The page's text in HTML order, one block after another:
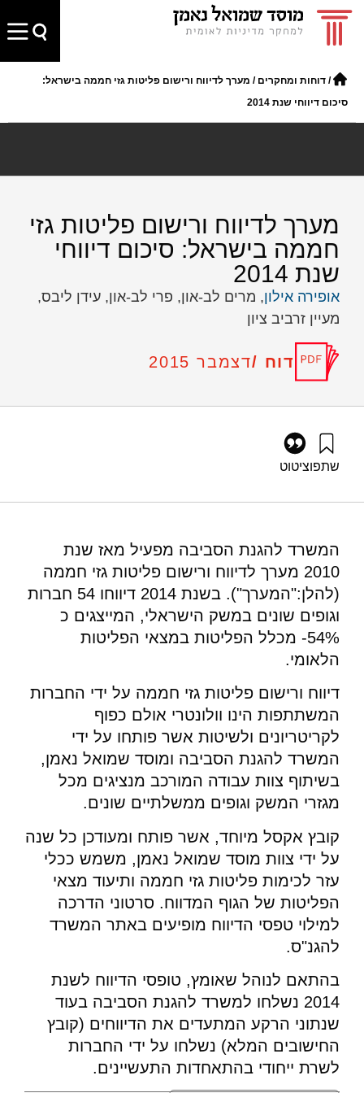
/ דוחות ומחקרים / מערך לדיווח ורישום פליטות גזי חממה בישראל:
סיכום דיווחי שנת 2014
מערך לדיווח ורישום פליטות גזי
חממה בישראל: סיכום דיווחי
שנת 2014
אופירה אילון, מרים לב-און, פרי לב-און, עידן ליבס,
מעיין זרביב ציון
דוח /דצמבר 2015
שתפוציטוט
reporting-registration-system-2014
המשרד להגנת הסביבה מפעיל מאז שנת
2010 מערך לדיווח ורישום פליטות גזי חממה
(להלן:"המערך"). בשנת 2014 דיווחו 54 חברות
וגופים שונים במשק הישראלי, המייצגים כ
54%- מכלל הפליטות במצאי הפליטות
הלאומי.
דיווח ורישום פליטות גזי חממה על ידי החברות
המשתתפות הינו וולונטרי אולם כפוף
לקריטריונים ולשיטות אשר פותחו על ידי
המשרד להגנת הסביבה ומוסד שמואל נאמן,
בשיתוף צוות עבודה המורכב מנציגים מכל
מגזרי המשק וגופים ממשלתיים שונים.
קובץ אקסל מיוחד, אשר פותח ומעודכן כל שנה
על ידי צוות מוסד שמואל נאמן, משמש ככלי
עזר לכימות פליטות גזי חממה ותיעוד מצאי
הפליטות של הגוף המדווח. סרטוני הדרכה
למילוי טפסי הדיווח מופיעים באתר המשרד
להגנ"ס.
בהתאם לנוהל שאומץ, טופסי הדיווח לשנת
2014 נשלחו למשרד להגנת הסביבה בעוד
שנתוני הרקע המתעדים את הדיווחים (קובץ
החישובים המלא) נשלחו על ידי החברות
לשרת ייחודי בהתאחדות התעשיינים.